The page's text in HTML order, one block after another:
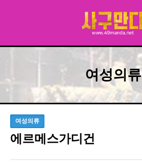
여성의류
여성의류
에르메스가디건